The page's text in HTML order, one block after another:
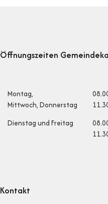
Öffnungszeiten
Öffnungszeiten
Montag,
Mittwoch, Donnerstag
Dienstag und Freitag
Kontakt